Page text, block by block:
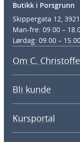
Butikk i Porsgrunn
Skippergata 12,
Man-fre: 09.00 –
Lørdag: 09.00 –
Om C.
Bli kunde
Kursportal